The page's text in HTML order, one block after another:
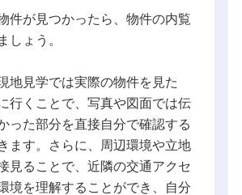
件が見つかったら、物件の内覧
しょう。
地見学では実際の物件を見た
行くことで、写真や図面では伝
った部分を直接自分で確認する
ます。さらに、周辺環境や立地
見ることで、近隣の交通アクセ
境を理解することができ、自分